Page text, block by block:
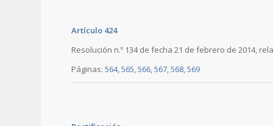
Artículo 424
Resolución n.º 134 de fecha 21 de febrero de 2014,
Páginas:564,565,566,567,568,569